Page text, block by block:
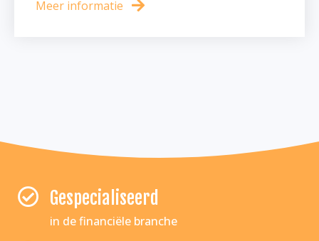
Meer informatie
Gespecialiseerd
in de financiële branche